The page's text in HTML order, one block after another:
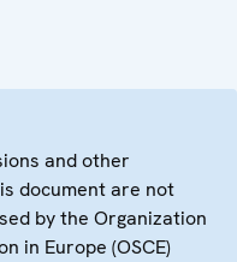
and other
document are not
by the Organization
in Europe (OSCE)